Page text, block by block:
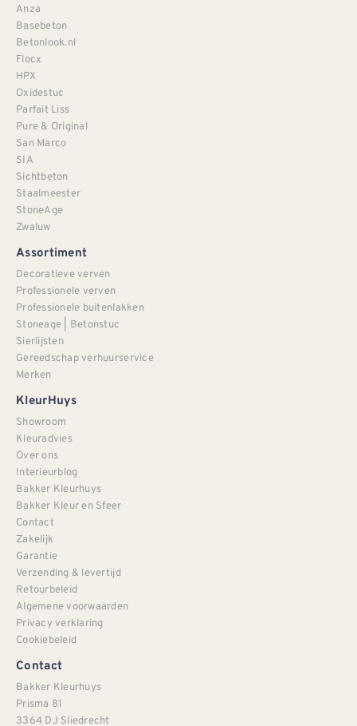
Anza
Basebeton
Betonlook.nl
Flocx
HPX
Oxidestuc
Parfait Liss
Pure & Original
San Marco
SIA
Sichtbeton
Staalmeester
StoneAge
Zwaluw
Assortiment
Decoratieve verven
Professionele verven
Professionele buitenlakken
Stoneage | Betonstuc
Sierlijsten
Gereedschap verhuurservice
Merken
KleurHuys
Showroom
Kleuradvies
Over ons
Interieurblog
Bakker Kleurhuys
Bakker Kleur en Sfeer
Contact
Zakelijk
Garantie
Verzending & levertijd
Retourbeleid
Algemene voorwaarden
Privacy verklaring
Cookiebeleid
Contact
Bakker Kleurhuys
Prisma 81
3364 DJ Sliedrecht